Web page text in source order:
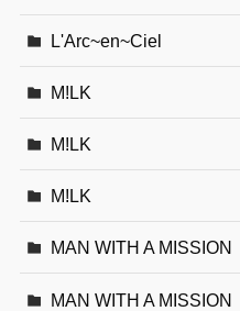
L'Arc~en~Ciel
M!LK
M!LK
M!LK
MAN WITH A MISSION
MAN WITH A MISSION